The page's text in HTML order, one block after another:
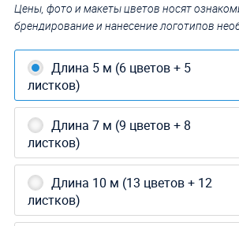
Цены, фото и макеты цветов носят
брендирование и нанесение логотипов
Длина 5 м (6 цветов + 5
листков)
Длина 7 м (9 цветов + 8
листков)
Длина 10 м (13 цветов + 12
листков)